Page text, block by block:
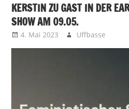
KERSTIN ZU GAST IN DER
SHOW AM 09.05.
4. Mai 2023 Uffbasse